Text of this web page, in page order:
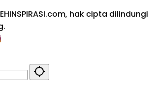
hak cipta dilindungi